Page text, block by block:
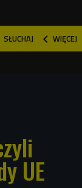
SŁUCHAJ  WIĘCEJ

UE